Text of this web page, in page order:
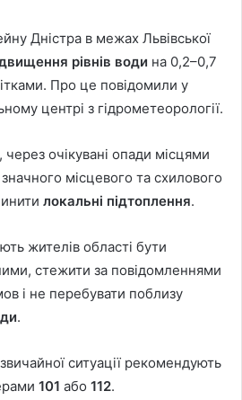
Дністра в межах Львівської
рівнів води на 0,2–0,7
Про це повідомили у
центрі з гідрометеорології.
очікувані опади місцями
місцевого та схилового
локальні підтоплення.
жителів області бути
стежити за повідомленнями
і не перебувати поблизу
.
ситуації рекомендують
101 або 112.